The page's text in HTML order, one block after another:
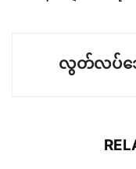
လွတ်လပ်သေ